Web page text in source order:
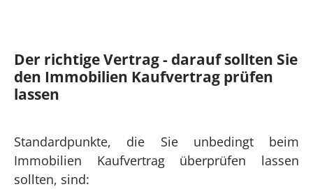
Der richtige Vertrag - darauf sollten Sie
den Immobilien Kaufvertrag prüfen
lassen
Standardpunkte, die Sie unbedingt beim
Immobilien Kaufvertrag überprüfen lassen
sollten, sind: